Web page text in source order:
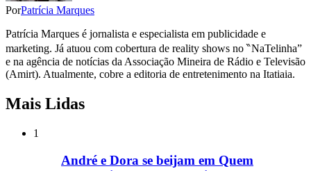
PorPatrícia Marques
Patrícia Marques é jornalista e especialista em publicidade e
marketing. Já atuou com cobertura de reality shows no ‶NaTelinha”
e na agência de notícias da Associação Mineira de Rádio e Televisão
(Amirt). Atualmente, cobre a editoria de entretenimento na Itatiaia.
Mais Lidas
1
André e Dora se beijam em Quem